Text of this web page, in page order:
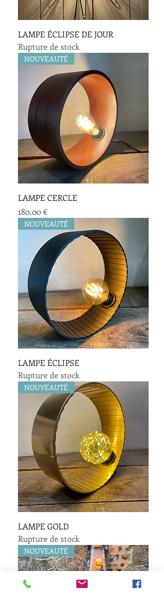
LAMPE ÉCLIPSE DE JOUR
Rupture de stock
NOUVEAUTÉ
LAMPE CERCLE
Prix
180,00 €
NOUVEAUTÉ
LAMPE ÉCLIPSE
Rupture de stock
NOUVEAUTÉ
LAMPE GOLD
Rupture de stock
NOUVEAUTÉ